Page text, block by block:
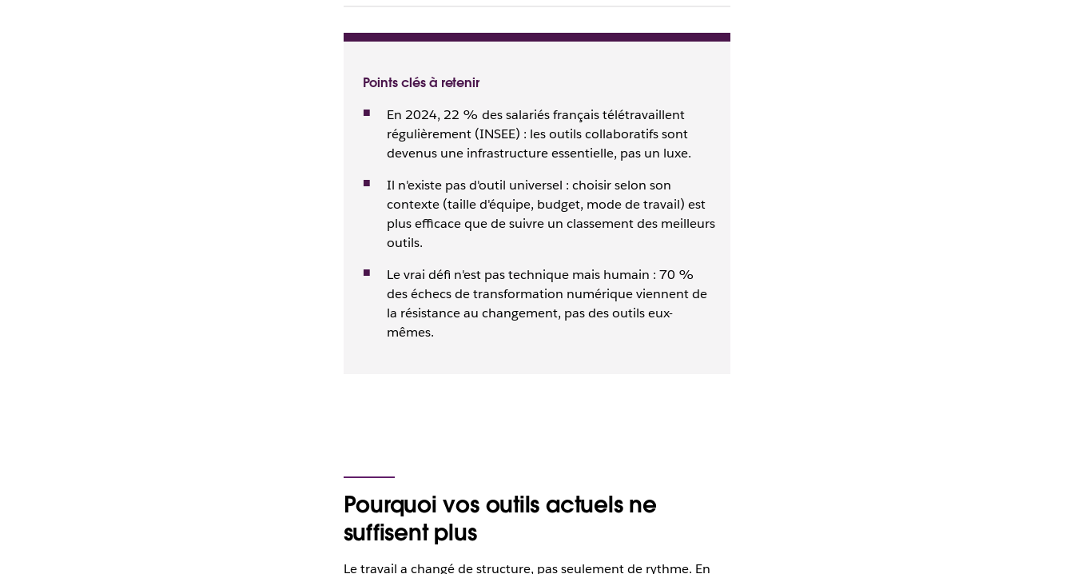
Outils collaboratifs : comment (bien) choisir en 2026
Points clés à retenir
En 2024, 22 % des salariés français télétravaillent
régulièrement (INSEE) : les outils collaboratifs sont
devenus une infrastructure essentielle, pas un luxe.
Il n'existe pas d'outil universel : choisir selon son
contexte (taille d'équipe, budget, mode de travail) est
plus efficace que de suivre un classement des meilleurs
outils.
Le vrai défi n'est pas technique mais humain : 70 %
des échecs de transformation numérique viennent de
la résistance au changement, pas des outils eux-
mêmes.
Pourquoi vos outils actuels ne
suffisent plus
Le travail a changé de structure, pas seulement de rythme. En